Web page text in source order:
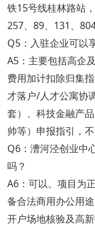
铁15号线桂林路站
257、89、131、
Q5：入驻企业可以
A5：主要包括高企
费用加计扣除归集
才落户/人才公寓协
套）、科技金融产
帅等）申报指引，
Q6：漕河泾创业中
吗？
A6：可以。项目为
备合法商用办公用
开户场地核验及高